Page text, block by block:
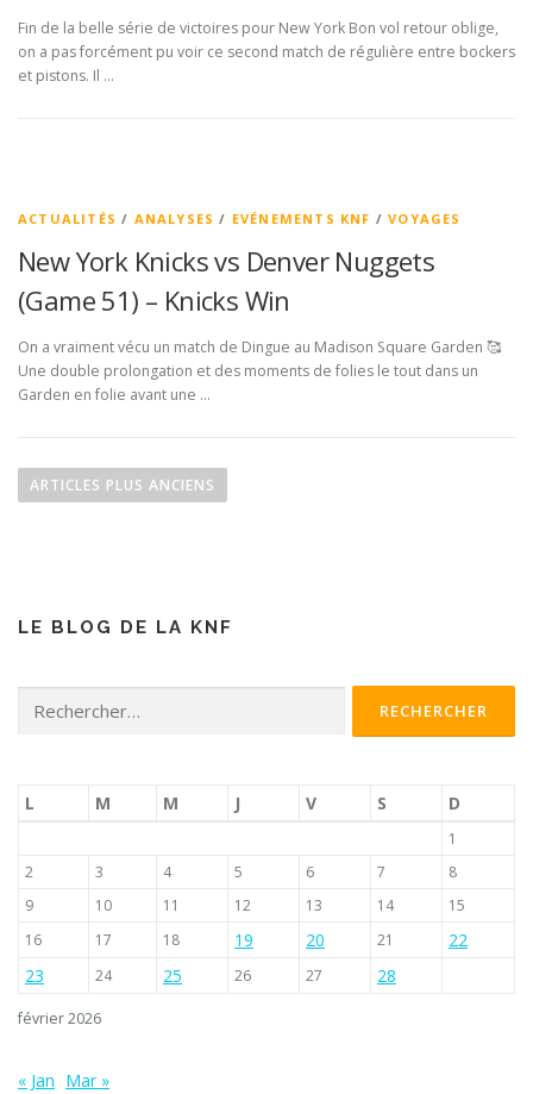
Fin de la belle série de victoires pour New York Bon vol retour oblige,
on a pas forcément pu voir ce second match de régulière entre bockers
et pistons. Il …
ACTUALITÉS / ANALYSES / EVÉNEMENTS KNF /VOYAGES
New York Knicks vs Denver Nuggets
(Game 51) – Knicks Win
On a vraiment vécu un match de Dingue au Madison Square Garden 🥰
Une double prolongation et des moments de folies le tout dans un
Garden en folie avant une …
a
t
e
r
c
l
s
ARTICLES PLUS ANCIENS
LE BLOG DE LA KNF
février 2026
L M M J V S D
1
2
3 4 5 6 7
8
9
10 11 12 13 14
15
16
17 18 19 20 21
22
23
24 25 26 27 28
« Jan Mar »